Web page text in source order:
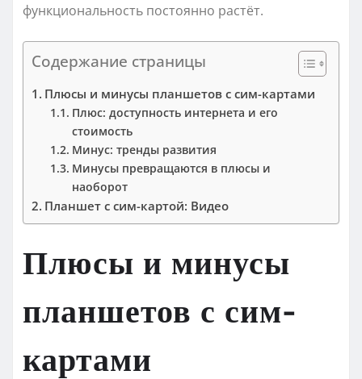
функциональность постоянно растёт.
Содержание страницы
Плюсы и минусы планшетов с сим-картами
Плюс: доступность интернета и его
стоимость
Минус: тренды развития
Минусы превращаются в плюсы и
наоборот
Планшет с сим-картой: Видео
Плюсы и минусы
планшетов с сим-
картами